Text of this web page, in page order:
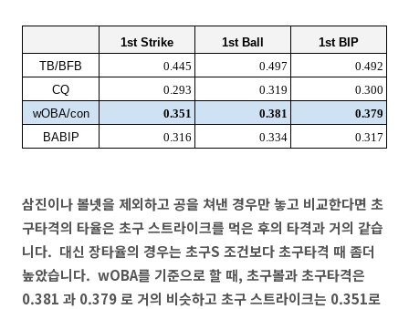
1st Strike 1st Ball
1st BIP
TB/BFB
0.445 0.497
0.492
CQ
0.293 0.319
0.300
wOBA/con
0.351 0.381
0.379
BABIP
0.316 0.334 0.317
삼진이나 볼넷을 제외하고 공을 쳐낸 경우만 놓고 비교한다면 초
구타격의 타율은 초구 스트라이크를 먹은 후의 타격과 거의 같습
니다. 대신 장타율의 경우는 초구S 조건보다 초구타격 때 좀더
높았습니다. wOBA를 기준으로 할 때, 초구볼과 초구타격은
0.381 과 0.379 로 거의 비슷하고 초구 스트라이크는 0.351로